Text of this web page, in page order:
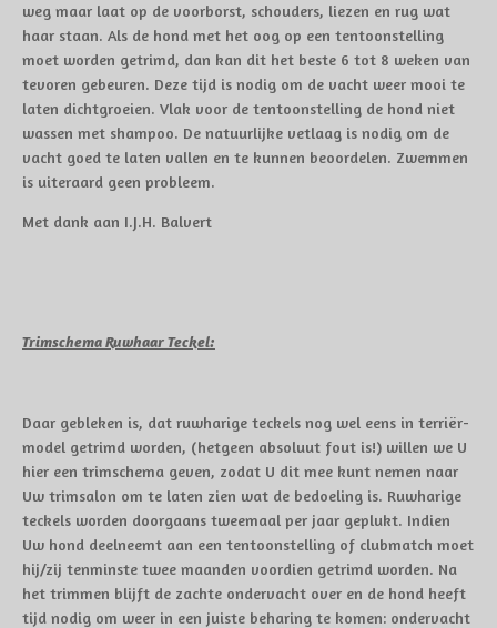
weg maar laat op de voorborst, schouders, liezen en rug wat
haar staan. Als de hond met het oog op een tentoonstelling
moet worden getrimd, dan kan dit het beste 6 tot 8 weken van
tevoren gebeuren. Deze tijd is nodig om de vacht weer mooi te
laten dichtgroeien. Vlak voor de tentoonstelling de hond niet
wassen met shampoo. De natuurlijke vetlaag is nodig om de
vacht goed te laten vallen en te kunnen beoordelen. Zwemmen
is uiteraard geen probleem.
Met dank aan I.J.H. Balvert
Trimschema Ruwhaar Teckel:
Daar gebleken is, dat ruwharige teckels nog wel eens in terriër-
model getrimd worden, (hetgeen absoluut fout is!) willen we U
hier een trimschema geven, zodat U dit mee kunt nemen naar
Uw trimsalon om te laten zien wat de bedoeling is. Ruwharige
teckels worden doorgaans tweemaal per jaar geplukt. Indien
Uw hond deelneemt aan een tentoonstelling of clubmatch moet
hij/zij tenminste twee maanden voordien getrimd worden. Na
het trimmen blijft de zachte ondervacht over en de hond heeft
tijd nodig om weer in een juiste beharing te komen: ondervacht